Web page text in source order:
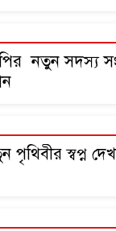
নতুন সদস্য
পৃথিবীর স্বপ্ন